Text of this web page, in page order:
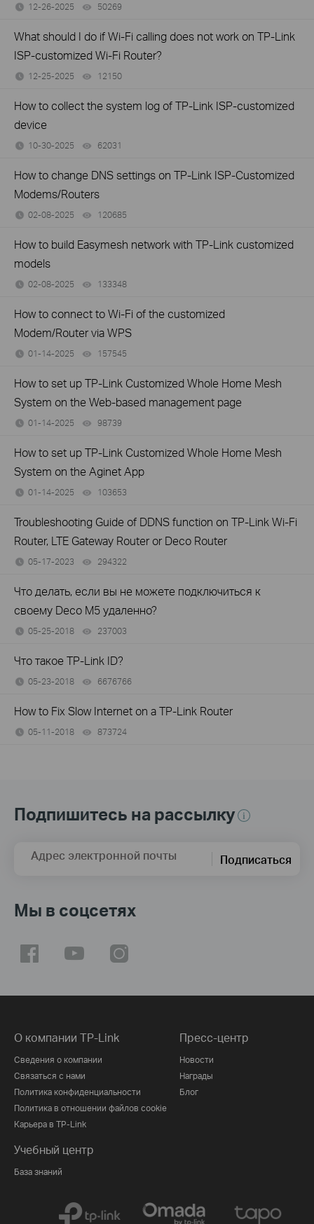
12-26-2025 50269
What should I do if Wi-Fi calling does not work on TP-Link
ISP-customized Wi-Fi Router?
12-25-2025 12150
How to collect the system log of TP-Link ISP-customized
device
10-30-2025 62031
How to change DNS settings on TP-Link ISP-Customized
Modems/Routers
02-08-2025 120685
How to build Easymesh network with TP-Link customized
models
02-08-2025 133348
How to connect to Wi-Fi of the customized
Modem/Router via WPS
01-14-2025 157545
How to set up TP-Link Customized Whole Home Mesh
System on the Web-based management page
01-14-2025 98739
How to set up TP-Link Customized Whole Home Mesh
System on the Aginet App
01-14-2025 103653
Troubleshooting Guide of DDNS function on TP-Link Wi-Fi
Router, LTE Gateway Router or Deco Router
05-17-2023 294322
Что делать, если вы не можете подключиться к
своему Deco M5 удаленно?
05-25-2018 237003
Что такое TP-Link ID?
05-23-2018 6676766
How to Fix Slow Internet on a TP-Link Router
05-11-2018 873724
Подпишитесь на рассылку
Адрес электронной почты Подписаться
Мы в соцсетях
О компании TP-Link
Сведения о компании
Связаться с нами
Политика конфиденциальности
Политика в отношении файлов cookie
Карьера в TP-Link
Пресс-центр
Новости
Награды
Блог
Учебный центр
База знаний